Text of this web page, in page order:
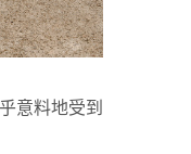
意料地受到